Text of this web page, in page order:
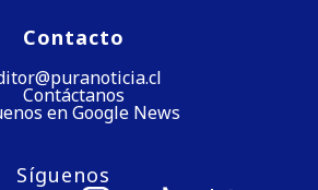
Contacto
Contáctanos
en Google News
Síguenos